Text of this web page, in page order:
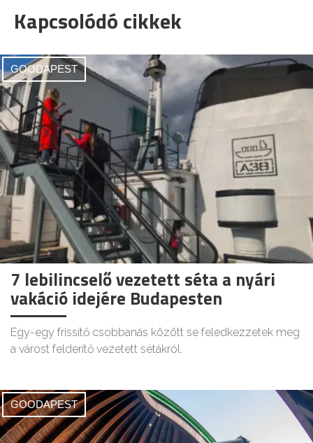
Kapcsolódó cikkek
GOODAPEST
7 lebilincselő vezetett séta a nyári
vakáció idejére Budapesten
Egy-egy frissítő csobbanás között se feledkezzetek meg
a várost felderítő vezetett sétákról.
GOODAPEST